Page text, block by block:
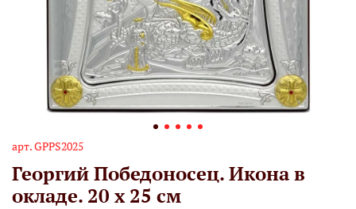
арт.GPPS2025
Георгий Победоносец. Икона в
окладе. 20 х 25 см